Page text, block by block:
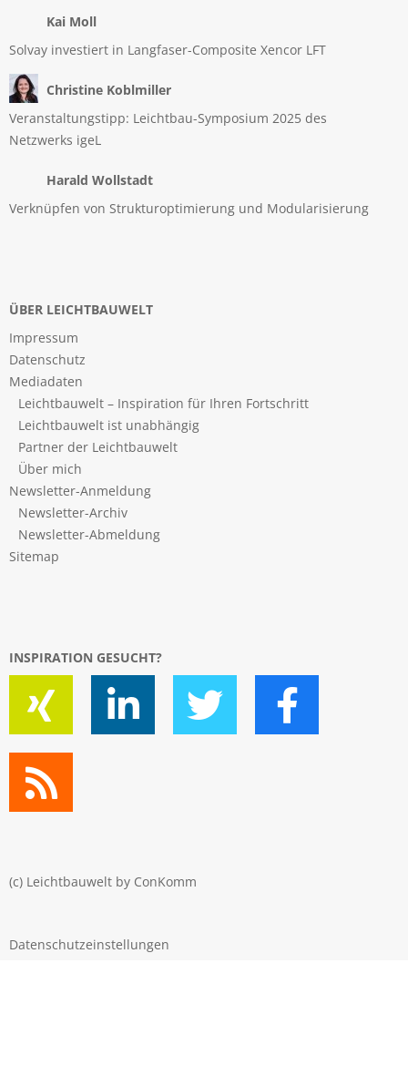
Kai Moll
Solvay investiert in Langfaser-Composite Xencor LFT
Christine Koblmiller
Veranstaltungstipp: Leichtbau-Symposium 2025 des
Netzwerks igeL
Harald Wollstadt
Verknüpfen von Strukturoptimierung und Modularisierung
ÜBER LEICHTBAUWELT
Impressum
Datenschutz
Mediadaten
Leichtbauwelt – Inspiration für Ihren Fortschritt
Leichtbauwelt ist unabhängig
Partner der Leichtbauwelt
Über mich
Newsletter-Anmeldung
Newsletter-Archiv
Newsletter-Abmeldung
Sitemap
INSPIRATION GESUCHT?
(c) Leichtbauwelt by ConKomm
Datenschutzeinstellungen